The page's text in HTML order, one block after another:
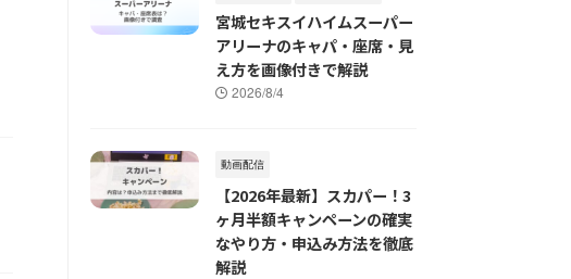
宮城セキスイハイムスーパー
アリーナのキャパ・座席・見
え方を画像付きで解説
2026/8/4
動画配信
【2026年最新】スカパー！3
ヶ月半額キャンペーンの確実
なやり方・申込み方法を徹底
解説